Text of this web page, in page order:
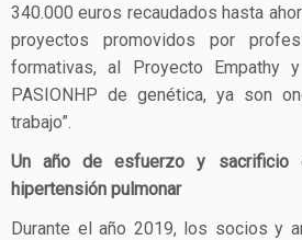
340.000 euros recaudados hasta
proyectos promovidos por
formativas, al Proyecto Empathy y
PASIONHP de genética, ya son
trabajo”.
Un año de esfuerzo y sacrificio
hipertensión pulmonar
Durante el año 2019, los socios y